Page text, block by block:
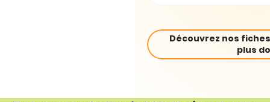
Découvrez nos
plus